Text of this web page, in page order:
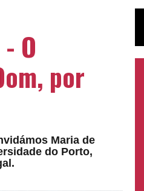
O
por
Maria de
do Porto,